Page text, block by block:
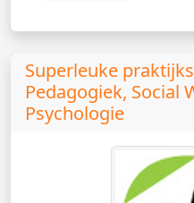
Superleuke
Pedagogiek, Social
Psychologie